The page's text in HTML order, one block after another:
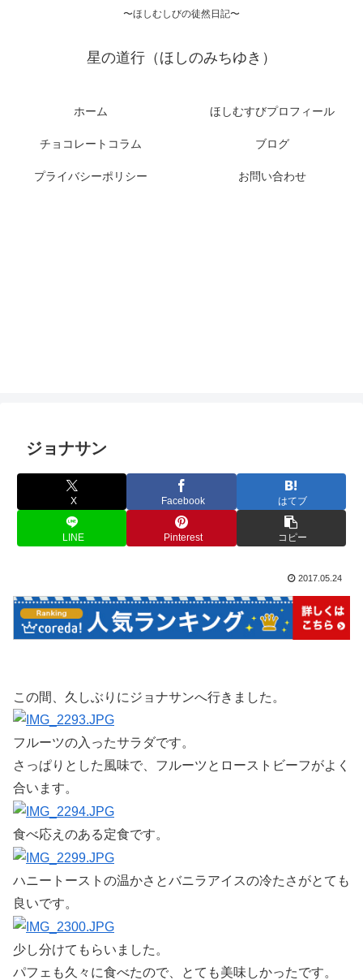
〜ほしむしびの徒然日記〜
星の道行（ほしのみちゆき）
ホーム ほしむすびプロフィール
チョコレートコラム ブログ
プライバシーポリシー お問い合わせ
ジョナサン
X Facebook はてブ
LINE Pinterest コピー
2017.05.24
この間、久しぶりにジョナサンへ行きました。
フルーツの入ったサラダです。
さっぱりとした風味で、フルーツとローストビーフがよく
合います。
食べ応えのある定食です。
ハニートーストの温かさとバニラアイスの冷たさがとても
良いです。
少し分けてもらいました。
パフェも久々に食べたので、とても美味しかったです。